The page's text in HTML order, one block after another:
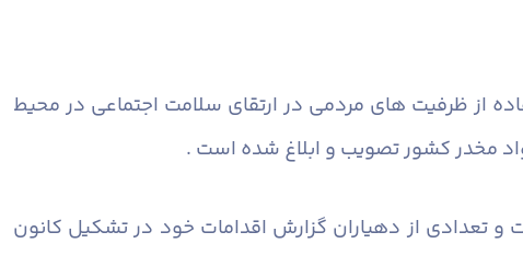
از ظرفیت های مردمی در ارتقای سلامت اجتماعی در محیط
مخدر کشور تصویب و ابلاغ شده است .
و تعدادی از دهیاران گزارش اقدامات خود در تشکیل کانون